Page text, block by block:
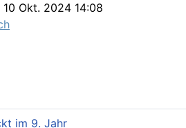
10 Okt. 2024 14:08
im 9. Jahr